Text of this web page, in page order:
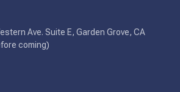
Ave. Suite E, Garden Grove, CA
coming)